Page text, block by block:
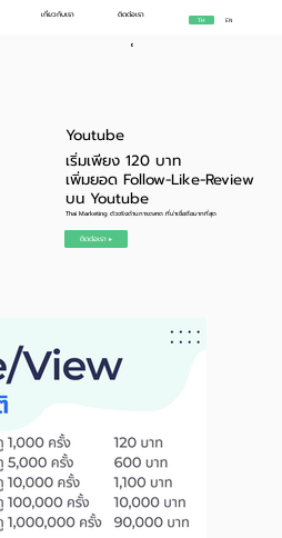
เกี่ยวกับเรา ติดต่อเรา TH EN
Youtube
เริ่มเพียง 120 บาท
เพิ่มยอด Follow-Like-Review
บน Youtube
Thai Marketing ตัวจริงด้านการตลาด ที่น่าเชื่อถือมากที่สุด
ติดต่อเรา ▸